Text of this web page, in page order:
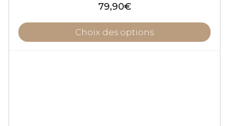
79,90€
Choix des options